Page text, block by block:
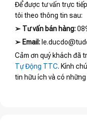
Để được tư vấn trực
tôi theo thông tin sau:
➢ Tư vấn bán hàng:
➢ Email:
Cảm ơn quý khách đã
Tự Động TTC. Kính
tin hữu ích và có